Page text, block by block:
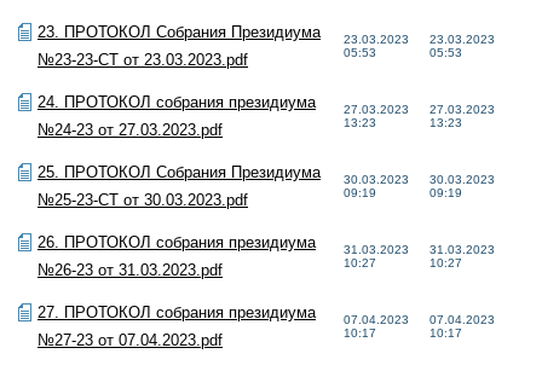
23. ПРОТОКОЛ Собрания Президиума
№23-23-СТ от 23.03.2023.pdf
23.03.2023
05:53
23.03.2023
05:53
24. ПРОТОКОЛ собрания президиума
№24-23 от 27.03.2023.pdf
27.03.2023
13:23
27.03.2023
13:23
25. ПРОТОКОЛ Собрания Президиума
№25-23-СТ от 30.03.2023.pdf
30.03.2023
09:19
30.03.2023
09:19
26. ПРОТОКОЛ собрания президиума
№26-23 от 31.03.2023.pdf
31.03.2023
10:27
31.03.2023
10:27
27. ПРОТОКОЛ собрания президиума
№27-23 от 07.04.2023.pdf
07.04.2023
10:17
07.04.2023
10:17